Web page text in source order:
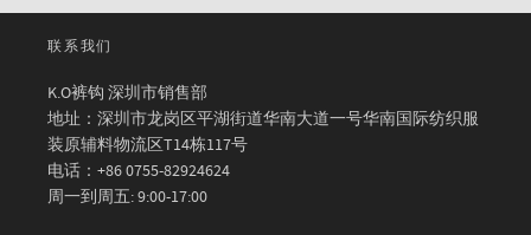
联系我们
K.O裤钩 深圳市销售部
地址：深圳市龙岗区平湖街道华南大道一号华南国际纺织服
装原辅料物流区T14栋117号
电话：+86 0755-82924624
周一到周五: 9:00-17:00